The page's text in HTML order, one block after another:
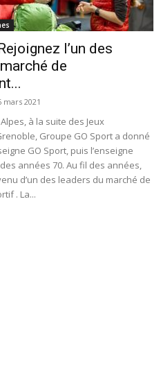
l’un des
de
mars 2021
à la suite des Jeux
Groupe GO Sport a donné
GO Sport, puis l’enseigne
années 70. Au fil des années,
d’un des leaders du marché de
. La...